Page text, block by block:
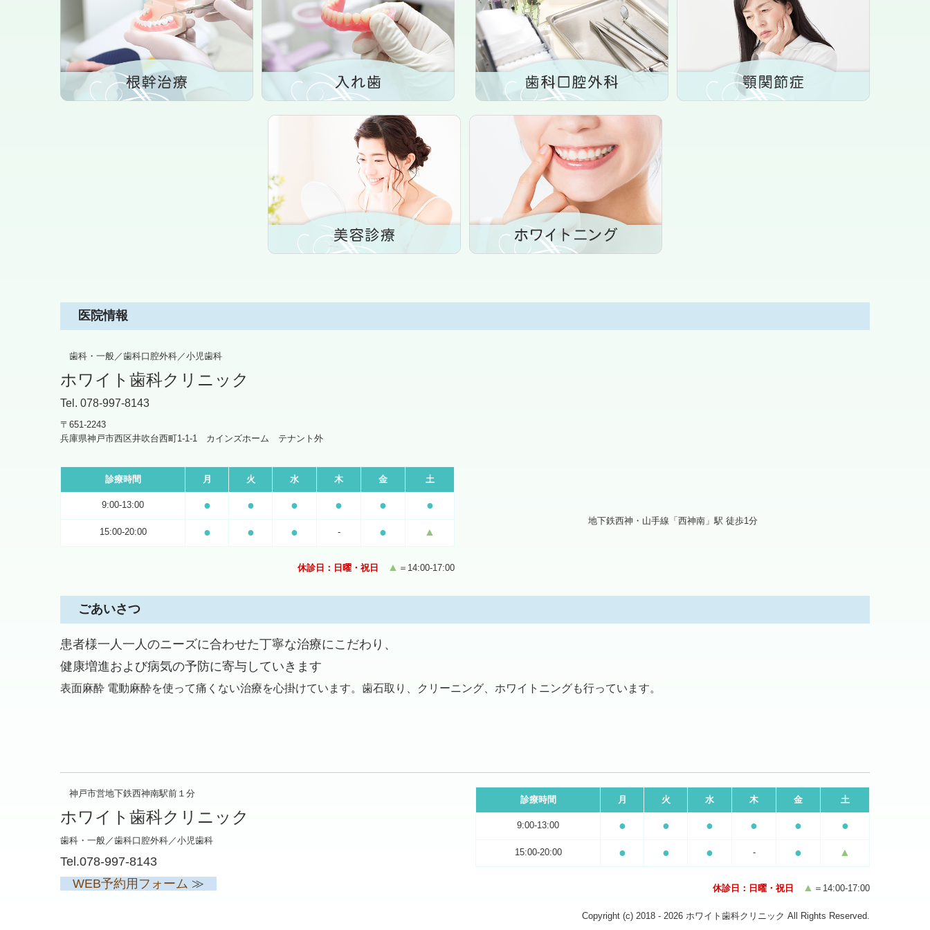
医院情報
歯科・一般／歯科口腔外科／小児歯科
ホワイト歯科クリニック
Tel. 078-997-8143
〒651-2243
兵庫県神戸市西区井吹台西町1-1-1 カインズホーム テナント外
診療時間 月 火 水 木 金 土
9:00-13:00 ● ● ● ● ● ●
15:00-20:00 ● ● ● - ● ▲
休診日：日曜・祝日 ▲ ＝14:00-17:00
地下鉄西神・山手線「西神南」駅 徒歩1分
ごあいさつ
患者様一人一人のニーズに合わせた丁寧な治療にこだわり、
健康増進および病気の予防に寄与していきます
表面麻酔 電動麻酔を使って痛くない治療を心掛けています。歯石取り、クリーニング、ホワイトニングも行っています。
神戸市営地下鉄西神南駅前１分
ホワイト歯科クリニック
歯科・一般／歯科口腔外科／小児歯科
Tel.078-997-8143
WEB予約用フォーム ≫
診療時間 月 火 水 木 金 土
9:00-13:00 ● ● ● ● ● ●
15:00-20:00 ● ● ● - ● ▲
休診日：日曜・祝日 ▲ ＝14:00-17:00
Copyright (c) 2018 - 2026 ホワイト歯科クリニック All Rights Reserved.